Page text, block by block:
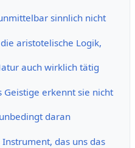
sinnlich nicht
aristotelische Logik,
auch wirklich tätig
Geistige erkennt sie nicht
daran
das uns das